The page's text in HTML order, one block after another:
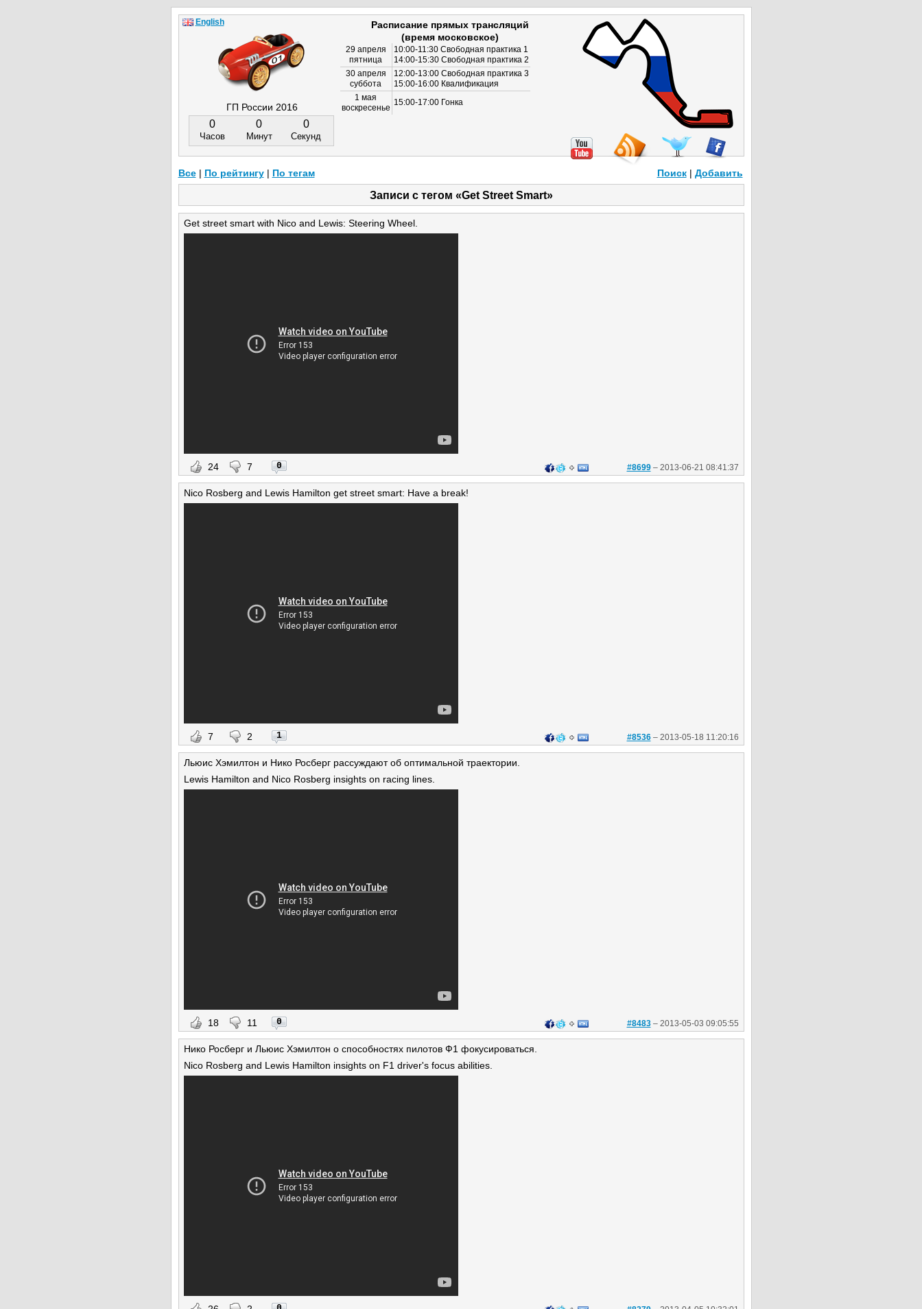
Записи с тегом «Get Street Smart»
Get street smart with Nico and Lewis: Steering Wheel.
#8699– 2013-06-21 08:41:37
24 7 0
Nico Rosberg and Lewis Hamilton get street smart: Have a break!
#8536– 2013-05-18 11:20:16
7 2 1
Льюис Хэмилтон и Нико Росберг рассуждают об оптимальной траектории.
Lewis Hamilton and Nico Rosberg insights on racing lines.
#8483– 2013-05-03 09:05:55
18 11 0
Нико Росберг и Льюис Хэмилтон о способностях пилотов Ф1 фокусироваться.
Nico Rosberg and Lewis Hamilton insights on F1 driver's focus abilities.
ГП России 2016
0
Часов
0
Минут
0
Секунд
Расписание прямых трансляций
(время московское)
29 апреля
пятница
10:00-11:30 Свободная практика 1
14:00-15:30 Свободная практика 2
30 апреля
суббота
12:00-13:00 Свободная практика 3
15:00-16:00 Квалификация
1 мая
воскресенье
15:00-17:00 Гонка
English
Все| По рейтингу| По тегам Добавить
Поиск|